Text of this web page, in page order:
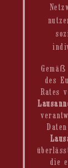
des
Rates
die